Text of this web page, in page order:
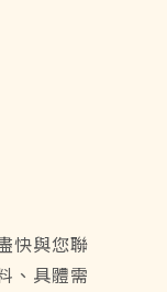
快與您聯
、具體需